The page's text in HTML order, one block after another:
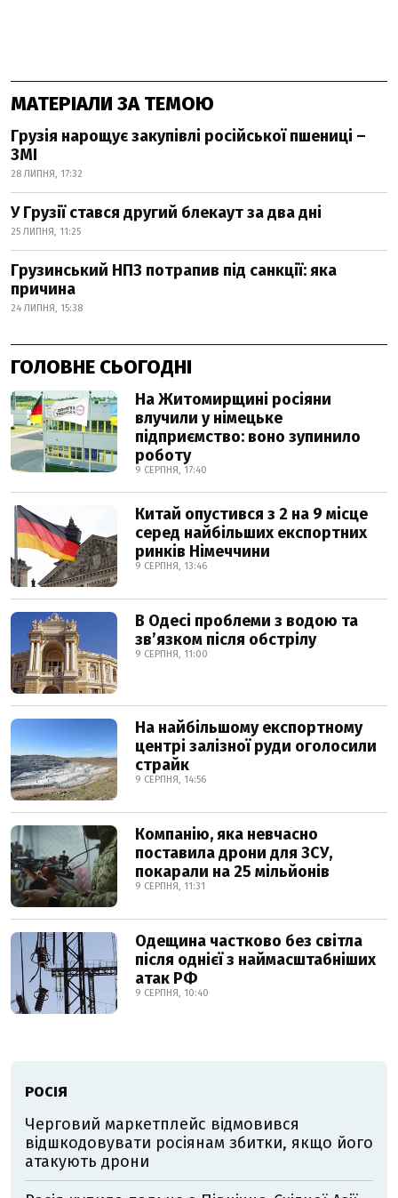
МАТЕРІАЛИ ЗА ТЕМОЮ
Грузія нарощує закупівлі російської пшениці –
ЗМІ
28 ЛИПНЯ, 17:32
У Грузії стався другий блекаут за два дні
25 ЛИПНЯ, 11:25
Грузинський НПЗ потрапив під санкції: яка
причина
24 ЛИПНЯ, 15:38
ГОЛОВНЕ СЬОГОДНІ
На Житомирщині росіяни
влучили у німецьке
підприємство: воно зупинило
роботу
9 СЕРПНЯ, 17:40
Китай опустився з 2 на 9 місце
серед найбільших експортних
ринків Німеччини
9 СЕРПНЯ, 13:46
В Одесі проблеми з водою та
звʼязком після обстрілу
9 СЕРПНЯ, 11:00
На найбільшому експортному
центрі залізної руди оголосили
страйк
9 СЕРПНЯ, 14:56
Компанію, яка невчасно
поставила дрони для ЗСУ,
покарали на 25 мільйонів
9 СЕРПНЯ, 11:31
Одещина частково без світла
після однієї з наймасштабніших
атак РФ
9 СЕРПНЯ, 10:40
РОСІЯ
Черговий маркетплейс відмовився
відшкодовувати росіянам збитки, якщо його
атакують дрони